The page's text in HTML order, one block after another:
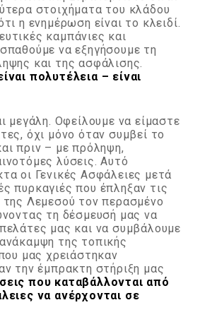
στοιχήματα του κλάδου
η ενημέρωση είναι το κλειδί.
καμπάνιες και
να εξηγήσουμε τη
και της ασφάλισης.
πολυτέλεια – είναι
μεγάλη. Οφείλουμε να είμαστε
όχι μόνο όταν συμβεί το
πριν – με πρόληψη,
λύσεις. Αυτό
οι Γενικές Ασφάλειες μετά
πυρκαγιές που έπληξαν τις
της Λεμεσού τον περασμένο
τη δέσμευσή μας να
μας και να συμβάλουμε
της τοπικής
μας χρειάστηκαν
την έμπρακτη στήριξη μας
που καταβάλλονται από
να ανέρχονται σε